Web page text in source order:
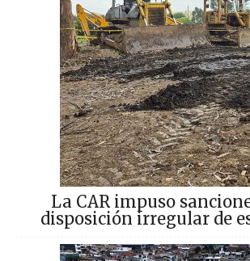
La CAR impuso
disposición irregular de